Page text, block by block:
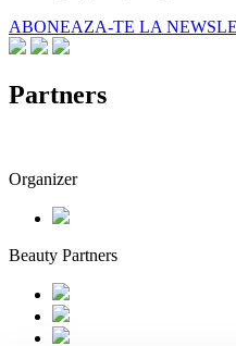
ABONEAZA-TE LA
Partners
Organizer
Beauty Partners